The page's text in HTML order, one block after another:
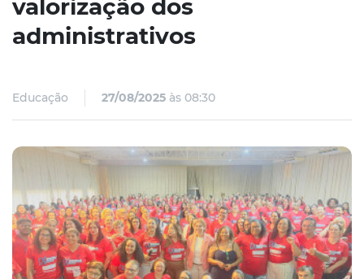
valorização dos
administrativos
Educação 27/08/2025 às 08:30